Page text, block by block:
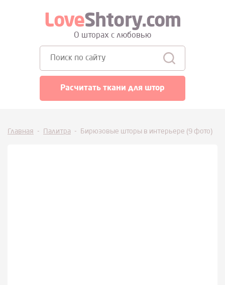
LoveShtory.com
О шторах с любовью
Расчитать ткани для штор
Главная - Палитра - Бирюзовые шторы в интерьере (9 фото)